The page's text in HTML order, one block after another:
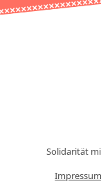
Solidarität
Impressum